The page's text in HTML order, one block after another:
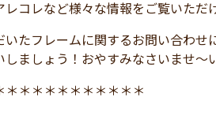
コレなど様々な情報をご覧いただ
たフレームに関するお問い合わせ
ましょう！おやすみなさいませ～
＊＊＊＊＊＊＊＊＊＊